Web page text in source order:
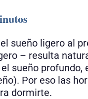
sueño ligero al
– resulta
sueño profundo,
Por eso las
dormirte.